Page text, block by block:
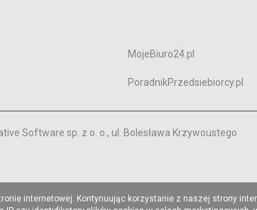
MojeBiuro24.pl
PoradnikPrzedsiebiorcy.pl
Software sp. z o. o., ul. Bolesława Krzywoustego
internetowej. Kontynuując korzystanie z naszej strony